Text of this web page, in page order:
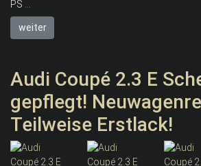
PS ...
weiter
Audi Coupé 2.3 E
gepflegt!
Teilweise Erstlack!